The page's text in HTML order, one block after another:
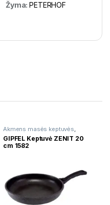
Žyma:PETERHOF
Akmens masės keptuvės,
Keptuvės
GIPFEL Keptuvė ZENIT 20
cm 1582